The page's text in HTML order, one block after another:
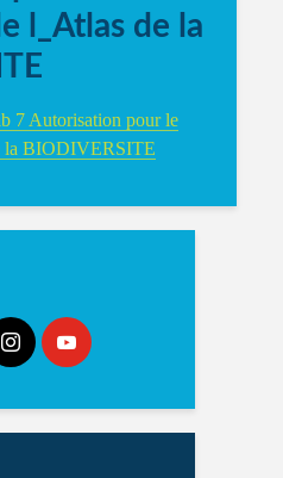
l_Atlas de la
7 Autorisation pour le
la BIODIVERSITE